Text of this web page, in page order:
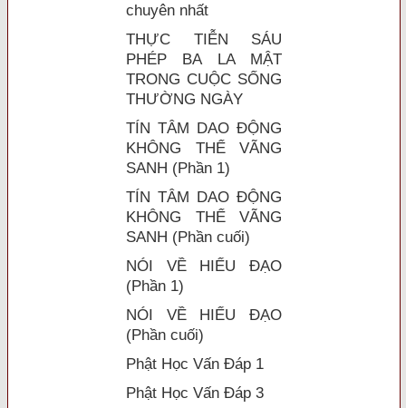
chuyên nhất
THỰC TIỄN SÁU
PHÉP BA LA MẬT
TRONG CUỘC SỐNG
THƯỜNG NGÀY
TÍN TÂM DAO ĐỘNG
KHÔNG THỂ VÃNG
SANH (Phần 1)
TÍN TÂM DAO ĐỘNG
KHÔNG THỂ VÃNG
SANH (Phần cuối)
NÓI VỀ HIẾU ĐẠO
(Phần 1)
NÓI VỀ HIẾU ĐẠO
(Phần cuối)
Phật Học Vấn Đáp 1
Phật Học Vấn Đáp 3